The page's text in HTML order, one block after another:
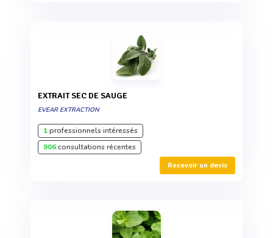
EXTRAIT SEC DE SAUGE
EVEAR EXTRACTION
1professionnels intéressés
906consultations récentes
Recevoir un devis